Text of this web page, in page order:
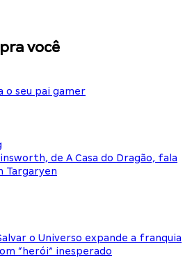
você
o seu pai gamer
de A Casa do Dragão, fala
Targaryen
o Universo expande a franquia
“herói” inesperado